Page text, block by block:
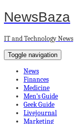
NewsBaza
IT and Technology News
Toggle navigation
News
Finances
Medicine
Men’s Guide
Geek Guide
Livejournal
Marketing